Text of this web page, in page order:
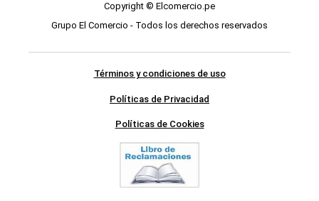
Copyright © Elcomercio.pe
Grupo El Comercio - Todos los derechos reservados
Términos y condiciones de uso
Políticas de Privacidad
Políticas de Cookies